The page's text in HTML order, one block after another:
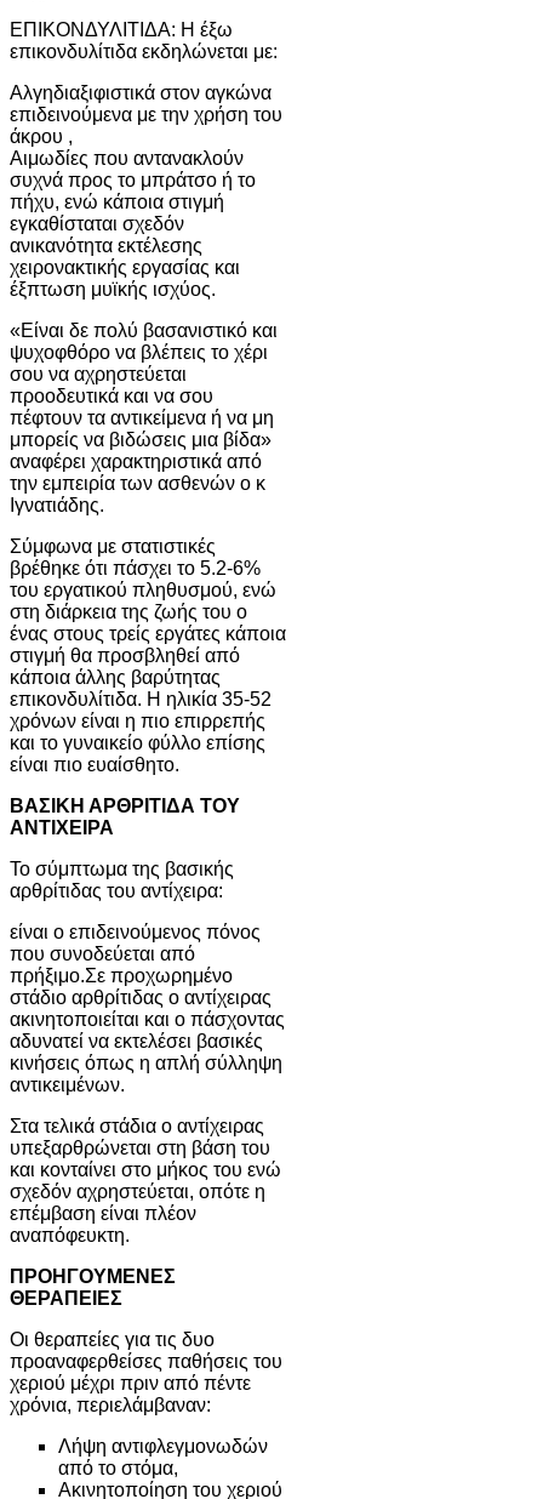
ΕΠΙΚΟΝΔΥΛΙΤΙΔΑ: Η έξω
επικονδυλίτιδα εκδηλώνεται με:
Aλγηδιαξιφιστικά στον αγκώνα
επιδεινούμενα με την χρήση του
άκρου ,
Aιμωδίες που αντανακλούν
συχνά προς το μπράτσο ή το
πήχυ, ενώ κάποια στιγμή
εγκαθίσταται σχεδόν
ανικανότητα εκτέλεσης
χειρονακτικής εργασίας και
έξπτωση μυϊκής ισχύος.
«Είναι δε πολύ βασανιστικό και
ψυχοφθόρο να βλέπεις το χέρι
σου να αχρηστεύεται
προοδευτικά και να σου
πέφτουν τα αντικείμενα ή να μη
μπορείς να βιδώσεις μια βίδα»
αναφέρει χαρακτηριστικά από
την εμπειρία των ασθενών ο κ
Ιγνατιάδης.
Σύμφωνα με στατιστικές
βρέθηκε ότι πάσχει το 5.2-6%
του εργατικού πληθυσμού, ενώ
στη διάρκεια της ζωής του ο
ένας στους τρείς εργάτες κάποια
στιγμή θα προσβληθεί από
κάποια άλλης βαρύτητας
επικονδυλίτιδα. Η ηλικία 35-52
χρόνων είναι η πιο επιρρεπής
και το γυναικείο φύλλο επίσης
είναι πιο ευαίσθητο.
ΒΑΣΙΚΗ ΑΡΘΡΙΤΙΔΑ ΤΟΥ
ΑΝΤΙΧΕΙΡΑ
Το σύμπτωμα της βασικής
αρθρίτιδας του αντίχειρα:
είναι ο επιδεινούμενος πόνος
που συνοδεύεται από
πρήξιμο.Σε προχωρημένο
στάδιο αρθρίτιδας ο αντίχειρας
ακινητοποιείται και ο πάσχοντας
αδυνατεί να εκτελέσει βασικές
κινήσεις όπως η απλή σύλληψη
αντικειμένων.
Στα τελικά στάδια ο αντίχειρας
υπεξαρθρώνεται στη βάση του
και κονταίνει στο μήκος του ενώ
σχεδόν αχρηστεύεται, οπότε η
επέμβαση είναι πλέον
αναπόφευκτη.
ΠΡΟΗΓΟΥΜΕΝΕΣ
ΘΕΡΑΠΕΙΕΣ
Οι θεραπείες για τις δυο
προαναφερθείσες παθήσεις του
χεριού μέχρι πριν από πέντε
χρόνια, περιελάμβαναν:
Λήψη αντιφλεγμονωδών
από το στόμα,
Ακινητοποίηση του χεριού